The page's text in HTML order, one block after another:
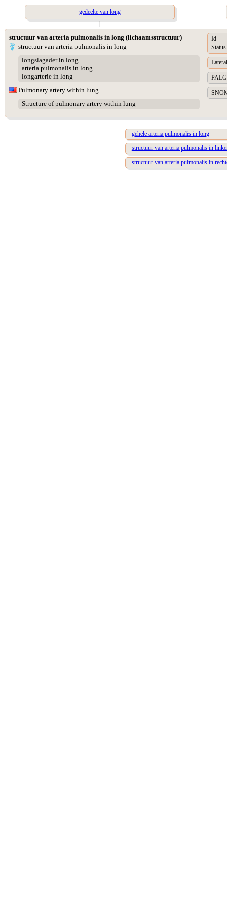
gedeelte van long
|
structuur van arteria pulmonalis in long (lichaamsstructuur)
structuur van arteria pulmonalis in long
longslagader in long
arteria pulmonalis in long
longarterie in long
Pulmonary artery within lung
Structure of pulmonary artery within lung
Id
Status
gehele arteria pulmonalis in long
structuur van arteria pulmonalis in
structuur van arteria pulmonalis in